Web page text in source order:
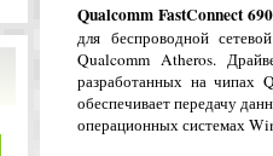
Qualcomm FastConnect
для беспроводной
Qualcomm Atheros.
разработанных на чипах
обеспечивает передачу
операционных системах